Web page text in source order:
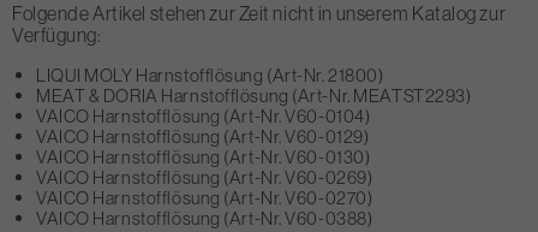
Folgende Artikel stehen zur Zeit nicht in unserem Katalog zur
Verfügung:
LIQUI MOLY Harnstofflösung (Art-Nr. 21800)
MEAT & DORIA Harnstofflösung (Art-Nr. MEATST2293)
VAICO Harnstofflösung (Art-Nr. V60-0104)
VAICO Harnstofflösung (Art-Nr. V60-0129)
VAICO Harnstofflösung (Art-Nr. V60-0130)
VAICO Harnstofflösung (Art-Nr. V60-0269)
VAICO Harnstofflösung (Art-Nr. V60-0270)
VAICO Harnstofflösung (Art-Nr. V60-0388)